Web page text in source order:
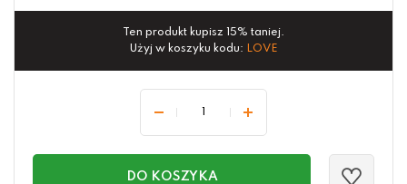
Ten produkt kupisz 15% taniej.
Użyj w koszyku kodu: LOVE
DO KOSZYKA